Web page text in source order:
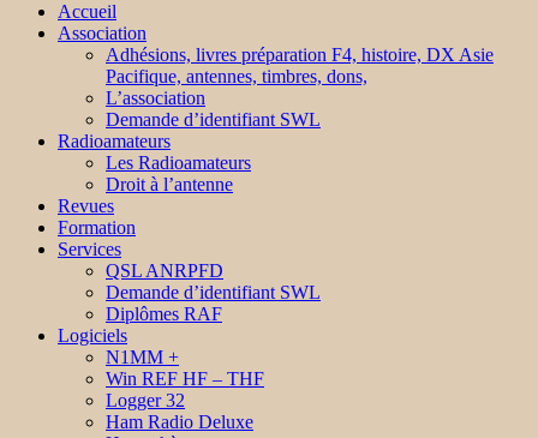
Accueil
Association
Adhésions, livres préparation F4, histoire, DX Asie
Pacifique, antennes, timbres, dons,
L’association
Demande d’identifiant SWL
Radioamateurs
Les Radioamateurs
Droit à l’antenne
Revues
Formation
Services
QSL ANRPFD
Demande d’identifiant SWL
Diplômes RAF
Logiciels
N1MM +
Win REF HF – THF
Logger 32
Ham Radio Deluxe